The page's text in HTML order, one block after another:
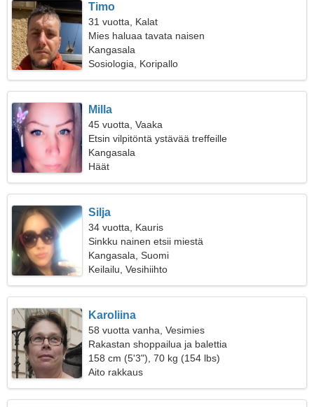
Timo
31 vuotta, Kalat
Mies haluaa tavata naisen
Kangasala
Sosiologia, Koripallo
Milla
45 vuotta, Vaaka
Etsin vilpitöntä ystävää treffeille
Kangasala
Häät
Silja
34 vuotta, Kauris
Sinkku nainen etsii miestä
Kangasala, Suomi
Keilailu, Vesihiihto
Karoliina
58 vuotta vanha, Vesimies
Rakastan shoppailua ja balettia
158 cm (5'3"), 70 kg (154 lbs)
Aito rakkaus